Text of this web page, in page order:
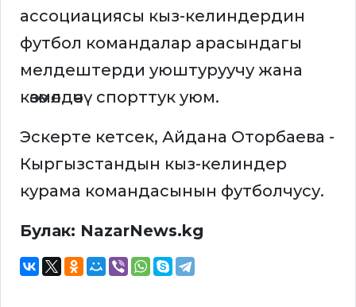
ассоциациясы кыз-келиндердин
футбол командалар арасындагы
мелдештерди уюштуруучу жана
көзөмөлдөөчү спорттук уюм.
Эскерте кетсек, Айдана Оторбаева -
Кыргызстандын кыз-келиндер
курама командасынын футболчусу.
Булак: NazarNews.kg